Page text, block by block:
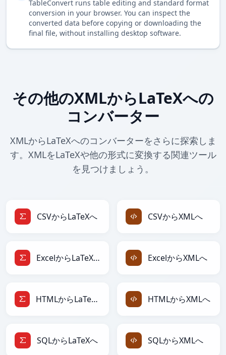
TableConvert runs table editing and standard format
conversion in your browser. You can inspect the
converted data before copying or downloading the
final file, without installing desktop software.
その他のXMLからLaTeXへの
コンバーター
XMLからLaTeXへのコンバーターをさらに探索しま
す。XMLをLaTeXや他の形式に変換する関連ツール
を見つけましょう。
CSVからLaTeXへ CSVからXMLへ
ExcelからLaTeXへ ExcelからXMLへ
HTMLからLaTeXへ HTMLからXMLへ
SQLからLaTeXへ SQLからXMLへ